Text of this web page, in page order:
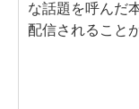
な話題を呼んだ
配信されること